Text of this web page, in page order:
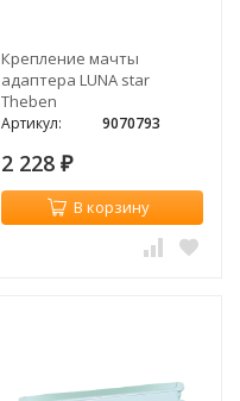
Крепление мачты
адаптера LUNA star
Theben
Артикул: 9070793
2 228 ₽
В корзину